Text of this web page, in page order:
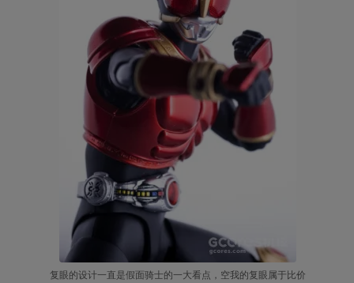
复眼的设计一直是假面骑士的一大看点，空我的复眼属于比价